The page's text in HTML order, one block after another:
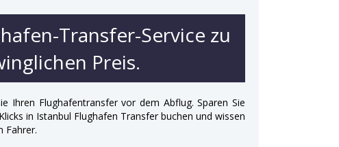
Transfer-Service zu
Preis.
Ihren Flughafentransfer vor dem Abflug. Sparen Sie
in Istanbul Flughafen Transfer buchen und wissen
Fahrer.